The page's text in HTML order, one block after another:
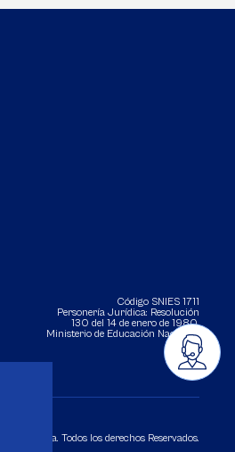
Código SNIES 1711
Personería Jurídica: Resolución
130 del 14 de enero de 1980.
Ministerio de Educación Nacional.
Sabana. Todos los derechos Reservados.